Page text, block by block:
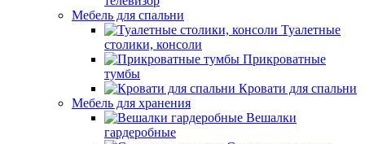
Мебель для спальни
Туалетные
столики, консоли
Прикроватные
тумбы
Кровати для спальни
Мебель для хранения
Вешалки
гардеробные